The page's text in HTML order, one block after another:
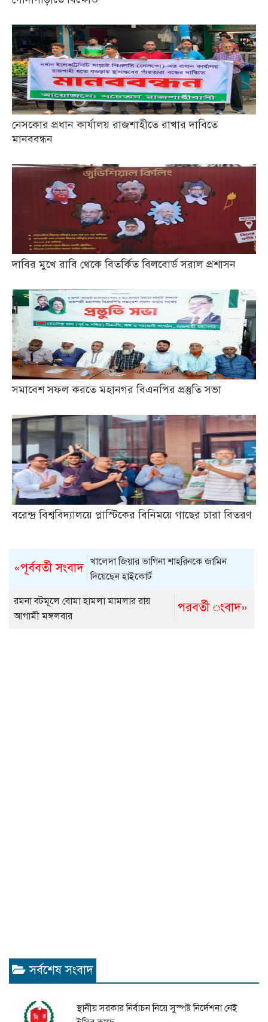
নেসকোর প্রধান কার্যালয় রাজশাহীতে রাখার দাবিতে
মানববন্ধন
দাবির মুখে রাবি থেকে বিতর্কিত বিলবোর্ড সরাল প্রশাসন
সমাবেশ সফল করতে মহানগর বিএনপির প্রস্তুতি সভা
বরেন্দ্র বিশ্ববিদ্যালয়ে প্লাস্টিকের বিনিময়ে গাছের চারা বিতরণ
«পূর্ববর্তী সংবাদ খালেদা জিয়ার ভাগিনা শাহরিনকে জামিন
দিয়েছেন হাইকোর্ট
পরবর্তী ংবাদ»
রমনা বটমূলে বোমা হামলা মামলার রায়
আগামী মঙ্গলবার
সর্বশেষ সংবাদ
স্থানীয় সরকার নির্বাচন নিয়ে সুস্পষ্ট নির্দেশনা নেই